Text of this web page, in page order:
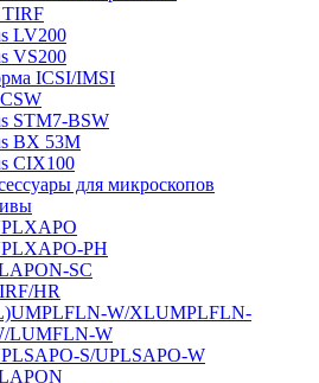
LV200
VS200
ICSI/IMSI
STM7-BSW
BX 53M
CIX100
для микроскопов
PH
SC
HR
W/XLUMPLFLN-
LUMFLN-W
S/UPLSAPO-W